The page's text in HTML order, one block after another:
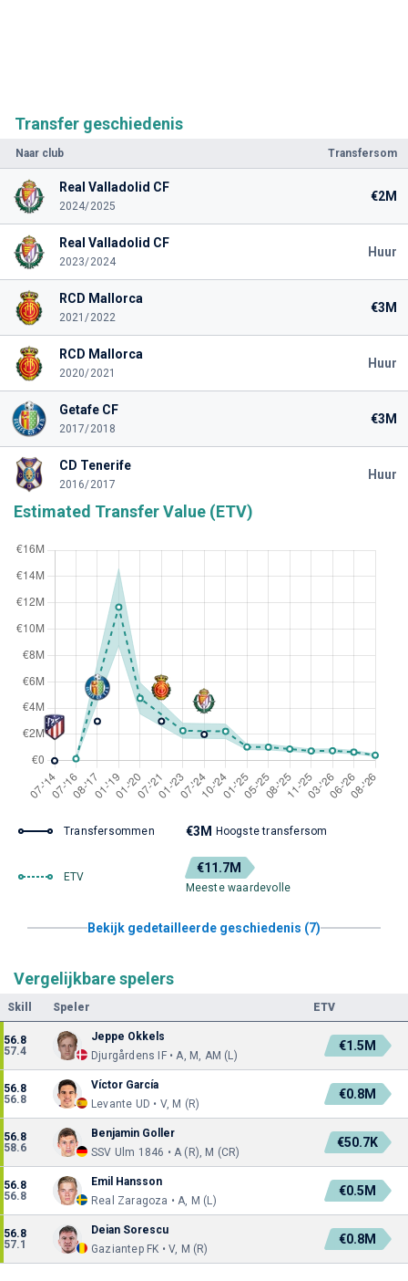
Transfer geschiedenis
Naar club Transfersom
Real Valladolid CF
2024/2025
€2M
Real Valladolid CF
2023/2024
Huur
RCD Mallorca
2021/2022
€3M
RCD Mallorca
2020/2021
Huur
Getafe CF
2017/2018
€3M
CD Tenerife
2016/2017
Huur
Estimated Transfer Value (ETV)
Transfersommen €3M Hoogste transfersom
ETV
€11.7M
Meeste waardevolle
Bekijk gedetailleerde geschiedenis (7)
Vergelijkbare spelers
Skill Speler ETV
56.8
57.4
Jeppe Okkels
Djurgårdens IF • A, M, AM (L)
€1.5M
56.8
56.8
Víctor García
Levante UD • V, M (R)
€0.8M
56.8
58.6
Benjamin Goller
SSV Ulm 1846 • A (R), M (CR)
€50.7K
56.8
56.8
Emil Hansson
Real Zaragoza • A, M (L)
€0.5M
56.8
57.1
Deian Sorescu
Gaziantep FK • V, M (R)
€0.8M